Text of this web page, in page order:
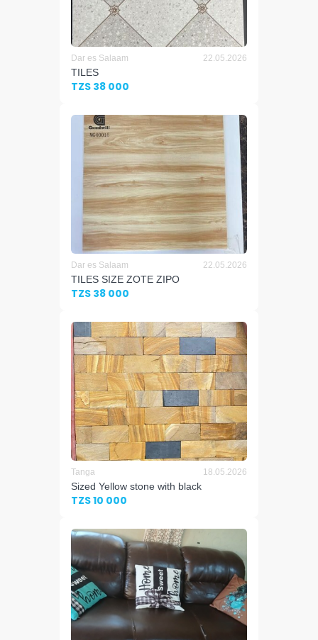
Dar es Salaam 22.05.2026
TILES
TZS 38 000
Dar es Salaam 22.05.2026
TILES SIZE ZOTE ZIPO
TZS 38 000
Tanga 18.05.2026
Sized Yellow stone with black
TZS 10 000